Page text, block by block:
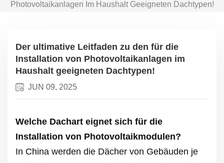
Photovoltaikanlagen Im Haushalt Geeigneten Dachtypen!
Der ultimative Leitfaden zu den für die
Installation von Photovoltaikanlagen im
Haushalt geeigneten Dachtypen!
JUN 09, 2025
Welche Dachart eignet sich für die
Installation von Photovoltaikmodulen?
In China werden die Dächer von Gebäuden je